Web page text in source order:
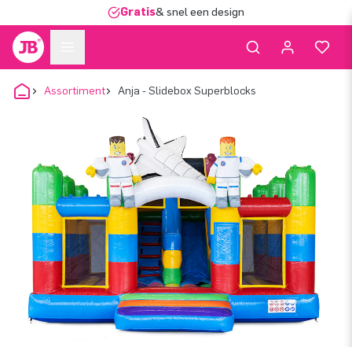
Gratis& snel een design
Assortiment Anja - Slidebox Superblocks